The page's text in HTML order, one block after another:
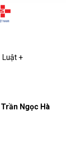
Luật +
Trần Ngọc Hà